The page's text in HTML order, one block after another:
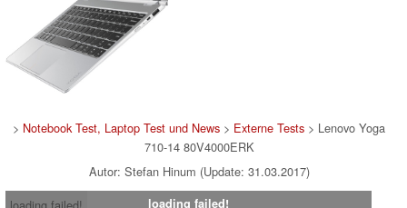
> Notebook Test, Laptop Test und News > Externe Tests > Lenovo Yoga
710-14 80V4000ERK
Autor: Stefan Hinum (Update: 31.03.2017)
loading failed!
loading failed!